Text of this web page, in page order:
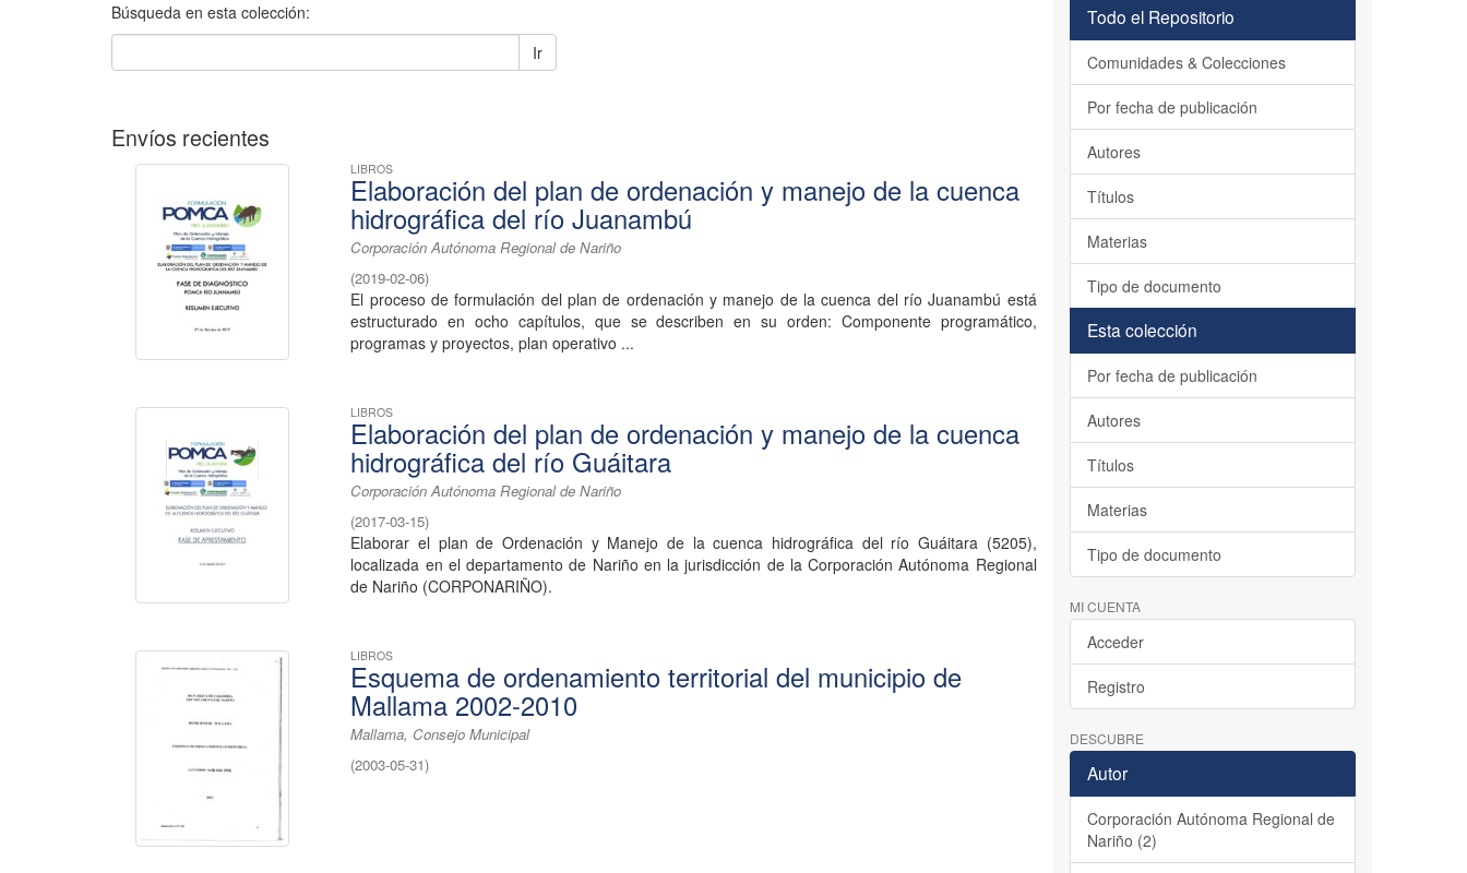
Búsqueda en esta colección:
Ir
Envíos recientes
LIBROS
Elaboración del plan de ordenación y manejo de la cuenca
hidrográfica del río Juanambú
Corporación Autónoma Regional de Nariño
(2019-02-06)
El proceso de formulación del plan de ordenación y manejo de la cuenca del río Juanambú está
estructurado en ocho capítulos, que se describen en su orden: Componente programático,
programas y proyectos, plan operativo ...
LIBROS
Elaboración del plan de ordenación y manejo de la cuenca
hidrográfica del río Guáitara
Corporación Autónoma Regional de Nariño
(2017-03-15)
Elaborar el plan de Ordenación y Manejo de la cuenca hidrográfica del río Guáitara (5205),
localizada en el departamento de Nariño en la jurisdicción de la Corporación Autónoma Regional
de Nariño (CORPONARIÑO).
LIBROS
Esquema de ordenamiento territorial del municipio de
Mallama 2002-2010
Mallama, Consejo Municipal
(2003-05-31)
Todo el Repositorio
Comunidades & Colecciones
Por fecha de publicación
Autores
Títulos
Materias
Tipo de documento
Esta colección
Por fecha de publicación
Autores
Títulos
Materias
Tipo de documento
MI CUENTA
Acceder
Registro
DESCUBRE
Autor
Corporación Autónoma Regional de
Nariño (2)